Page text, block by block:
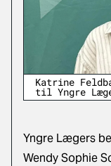
Katrine
til Yngre
Yngre Lægers
Wendy Sophie